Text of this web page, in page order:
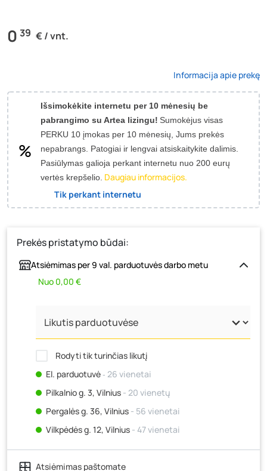
0 39 € / vnt.
Informacija apie prekę
Išsimokėkite internetu per 10 mėnesių be
pabrangimo su Artea lizingu! Sumokėjus visas
PERKU 10 įmokas per 10 mėnesių, Jums prekės
nepabrangs. Patogiai ir lengvai atsiskaitykite dalimis.
Pasiūlymas galioja perkant internetu nuo 200 eurų
vertės krepšelio. Daugiau informacijos.
Tik perkant internetu
Prekės pristatymo būdai:
Atsiėmimas per 9 val. parduotuvės darbo metu
Nuo 0,00 €
Rodyti tik turinčias likutį
El. parduotuvė‐ 26 vienetai
Pilkalnio g. 3, Vilnius - 20 vienetų
Pergalės g. 36, Vilnius - 56 vienetai
Vilkpėdės g. 12, Vilnius - 47 vienetai
Ateities g. 15, Vilnius- 40 vienetų
Kauno r., Narsiečių k., Vytauto g. 183, Kaunas
Atsiėmimas paštomate